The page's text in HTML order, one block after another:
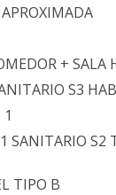
+ SALA
S3
SANITARIO S2
TIPO B